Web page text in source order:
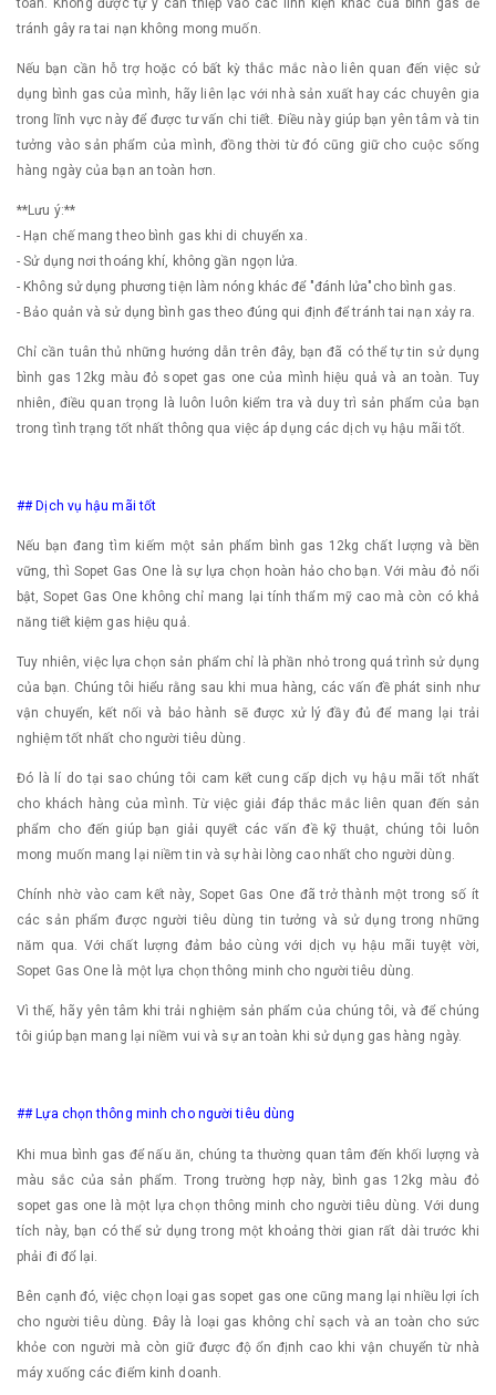
tránh gây ra tai nạn không mong muốn.
Nếu bạn cần hỗ trợ hoặc có bất kỳ thắc mắc nào liên quan đến việc sử
dụng bình gas của mình, hãy liên lạc với nhà sản xuất hay các chuyên gia
trong lĩnh vực này để được tư vấn chi tiết. Điều này giúp bạn yên tâm và tin
tưởng vào sản phẩm của mình, đồng thời từ đó cũng giữ cho cuộc sống
hàng ngày của bạn an toàn hơn.
**Lưu ý:**
- Hạn chế mang theo bình gas khi di chuyển xa.
- Sử dụng nơi thoáng khí, không gần ngọn lửa.
- Không sử dụng phương tiện làm nóng khác để "đánh lửa"cho bình gas.
- Bảo quản và sử dụng bình gas theo đúng qui định để tránh tai nạn xảy ra.
Chỉ cần tuân thủ những hướng dẫn trên đây, bạn đã có thể tự tin sử dụng
bình gas 12kg màu đỏ sopet gas one của mình hiệu quả và an toàn. Tuy
nhiên, điều quan trọng là luôn luôn kiểm tra và duy trì sản phẩm của bạn
trong tình trạng tốt nhất thông qua việc áp dụng các dịch vụ hậu mãi tốt.
## Dịch vụ hậu mãi tốt
Nếu bạn đang tìm kiếm một sản phẩm bình gas 12kg chất lượng và bền
vững, thì Sopet Gas One là sự lựa chọn hoàn hảo cho bạn. Với màu đỏ nổi
bật, Sopet Gas One không chỉ mang lại tính thẩm mỹ cao mà còn có khả
năng tiết kiệm gas hiệu quả.
Tuy nhiên, việc lựa chọn sản phẩm chỉ là phần nhỏ trong quá trình sử dụng
của bạn. Chúng tôi hiểu rằng sau khi mua hàng, các vấn đề phát sinh như
vận chuyển, kết nối và bảo hành sẽ được xử lý đầy đủ để mang lại trải
nghiệm tốt nhất cho người tiêu dùng.
Đó là lí do tại sao chúng tôi cam kết cung cấp dịch vụ hậu mãi tốt nhất
cho khách hàng của mình. Từ việc giải đáp thắc mắc liên quan đến sản
phẩm cho đến giúp bạn giải quyết các vấn đề kỹ thuật, chúng tôi luôn
mong muốn mang lại niềm tin và sự hài lòng cao nhất cho người dùng.
Chính nhờ vào cam kết này, Sopet Gas One đã trở thành một trong số ít
các sản phẩm được người tiêu dùng tin tưởng và sử dụng trong những
năm qua. Với chất lượng đảm bảo cùng với dịch vụ hậu mãi tuyệt vời,
Sopet Gas One là một lựa chọn thông minh cho người tiêu dùng.
Vì thế, hãy yên tâm khi trải nghiệm sản phẩm của chúng tôi, và để chúng
tôi giúp bạn mang lại niềm vui và sự an toàn khi sử dụng gas hàng ngày.
## Lựa chọn thông minh cho người tiêu dùng
Khi mua bình gas để nấu ăn, chúng ta thường quan tâm đến khối lượng và
màu sắc của sản phẩm. Trong trường hợp này, bình gas 12kg màu đỏ
sopet gas one là một lựa chọn thông minh cho người tiêu dùng. Với dung
tích này, bạn có thể sử dụng trong một khoảng thời gian rất dài trước khi
phải đi đổ lại.
Bên cạnh đó, việc chọn loại gas sopet gas one cũng mang lại nhiều lợi ích
cho người tiêu dùng. Đây là loại gas không chỉ sạch và an toàn cho sức
khỏe con người mà còn giữ được độ ổn định cao khi vận chuyển từ nhà
máy xuống các điểm kinh doanh.